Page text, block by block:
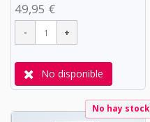
49,95 €
No disponible
No hay stock